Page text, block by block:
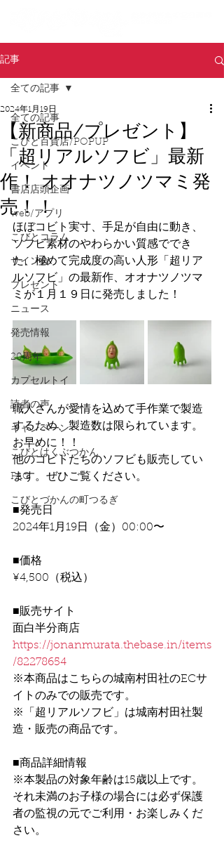
記事
全ての記事
こびと百貨店/POPUP
イベント
書店店頭企画
web/アプリ
こびとコラム
サイン会
プレゼント
ニュース
発売情報
20周年
カプセルトイ
読者の声
キャンペーン
こびとはくぶつかん
FAQ
こびとづかんの町つるぎ
全ての記事
【新商品/プレゼント】
「超リアルソフビ」最新
作！ オオナツノツマミ発
売！！
2024年1月19日
ほぼコビト実寸、手足が自由に動き、
ソフビ素材のやわらかい質感ででき
た、極めて完成度の高い人形「超リア
ルソフビ」の最新作、オオナツノツマ
ミが１月１９日に発売しました！
職人さんが愛情を込めて手作業で製造
するため、製造数は限られています。
お早めに！！
他のコビトたちのソフビも販売してい
ます。ぜひご覧ください。
■発売日
2024年1月19日（金）00:00〜
■価格
¥4,500（税込）
■販売サイト
面白半分商店
https://jonanmurata.thebase.in/items
/82278654
※本商品はこちらの城南村田社のECサ
イトのみでの販売です。
※「超リアルソフビ」は城南村田社製
造・販売の商品です。
■商品詳細情報
※本製品の対象年齢は15歳以上です。
それ未満のお子様の場合には必ず保護
者の監視の元でご利用・お楽しみくだ
さい。